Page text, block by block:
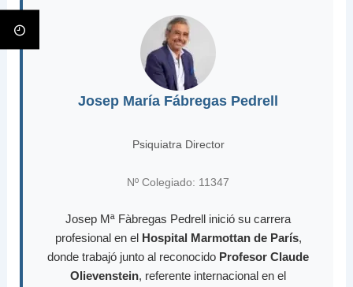
Josep María Fábregas Pedrell
Psiquiatra Director
Nº Colegiado: 11347
Josep Mª Fàbregas Pedrell inició su carrera
profesional en el Hospital Marmottan de París,
donde trabajó junto al reconocido Profesor Claude
Olievenstein, referente internacional en el